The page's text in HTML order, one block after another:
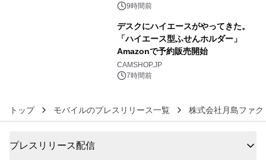
催 英国ラジオ「NTS」の 特別プログ
アーティストを フィーチャーしたアニ
メーションを公開～
9時間前
デスクにハイエースがやってきた。
「ハイエース型ふせんホルダー」
Amazonで予約販売開始
CAMSHOP.JP
7時間前
トップ モバイルのプレスリリース一覧 株式会社月島ファク
プレスリリース配信